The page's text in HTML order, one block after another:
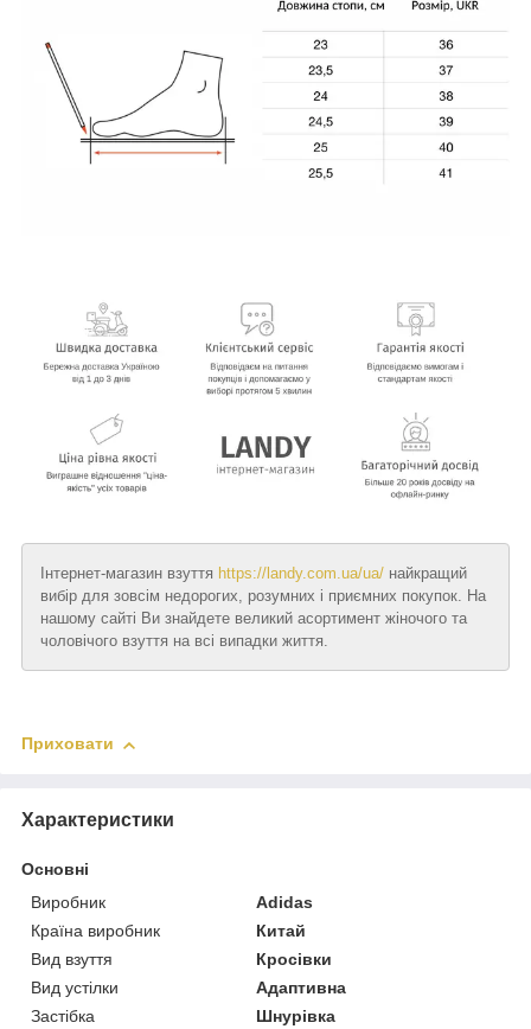
Інтернет-магазин взуття https://landy.com.ua/ua/ найкращий
вибір для зовсім недорогих, розумних і приємних покупок. На
нашому сайті Ви знайдете великий асортимент жіночого та
чоловічого взуття на всі випадки життя.
Приховати
Характеристики
Основні
Виробник
Adidas
Країна виробник
Китай
Вид взуття
Кросівки
Вид устілки
Адаптивна
Застібка
Шнурівка